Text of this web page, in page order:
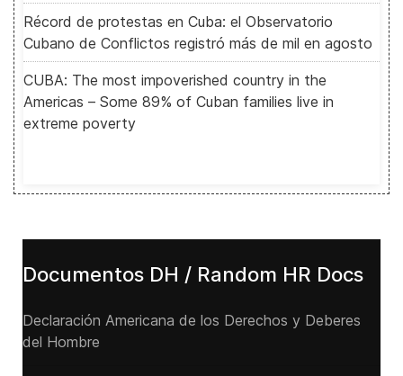
Récord de protestas en Cuba: el Observatorio
Cubano de Conflictos registró más de mil en agosto
CUBA: The most impoverished country in the
Americas – Some 89% of Cuban families live in
extreme poverty
Documentos DH / Random HR Docs
Declaración Americana de los Derechos y Deberes
del Hombre